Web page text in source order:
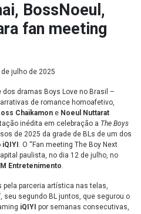
BossNoeul,
fan meeting
de julho de 2025
dramas Boys Love no Brasil –
de romance homoafetivo,
Chaikamon e Noeul Nuttarat
inédita em celebração a The Boys
de 2025 da grade de BLs de um dos
iQIYI . O “Fan meeting The Boy Next
paulista, no dia 12 de julho, no
Entretenimento.
parceria artística nas telas,
, seu segundo BL juntos, que segurou o
iQIYI por semanas consecutivas,